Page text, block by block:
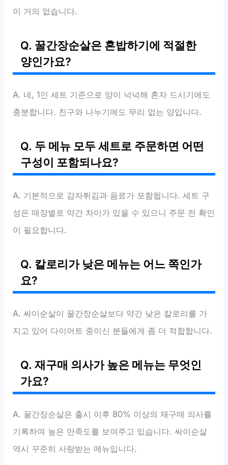
이 거의 없습니다.
Q. 꿀간장순살은 혼밥하기에 적절한
양인가요?
A. 네, 1인 세트 기준으로 양이 넉넉해 혼자 드시기에도
충분합니다. 친구와 나누기에도 무리 없는 양입니다.
Q. 두 메뉴 모두 세트로 주문하면 어떤
구성이 포함되나요?
A. 기본적으로 감자튀김과 음료가 포함됩니다. 세트 구
성은 매장별로 약간 차이가 있을 수 있으니 주문 전 확인
이 필요합니다.
Q. 칼로리가 낮은 메뉴는 어느 쪽인가
요?
A. 싸이순살이 꿀간장순살보다 약간 낮은 칼로리를 가
지고 있어 다이어트 중이신 분들에게 좀 더 적합합니다.
Q. 재구매 의사가 높은 메뉴는 무엇인
가요?
A. 꿀간장순살은 출시 이후 80% 이상의 재구매 의사를
기록하며 높은 만족도를 보여주고 있습니다. 싸이순살
역시 꾸준히 사랑받는 메뉴입니다.